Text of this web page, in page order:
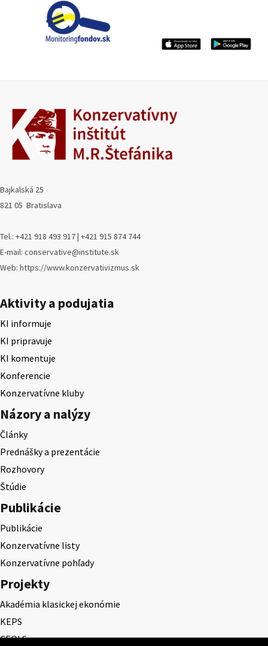
Bajkalská 25
821 05 Bratislava
Tel.: +421 918 493 917 | +421 915 874 744
E-mail: conservative@institute.sk
Web: https://www.konzervativizmus.sk
Aktivity a podujatia
KI informuje
KI pripravuje
KI komentuje
Konferencie
Konzervatívne kluby
Názory a nalýzy
Články
Prednášky a prezentácie
Rozhovory
Štúdie
Publikácie
Publikácie
Konzervatívne listy
Konzervatívne pohľady
Projekty
Akadémia klasickej ekonómie
KEPS
CEQLS